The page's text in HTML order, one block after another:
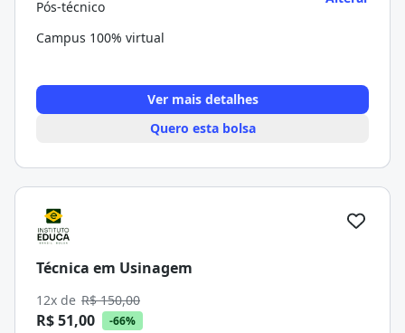
Pós-técnico
Campus 100% virtual
Ver mais detalhes
Quero esta bolsa
Técnica em Usinagem
12x de R$ 150,00
R$ 51,00
-66%